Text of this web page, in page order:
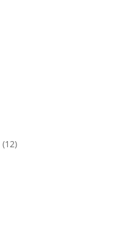
(12)